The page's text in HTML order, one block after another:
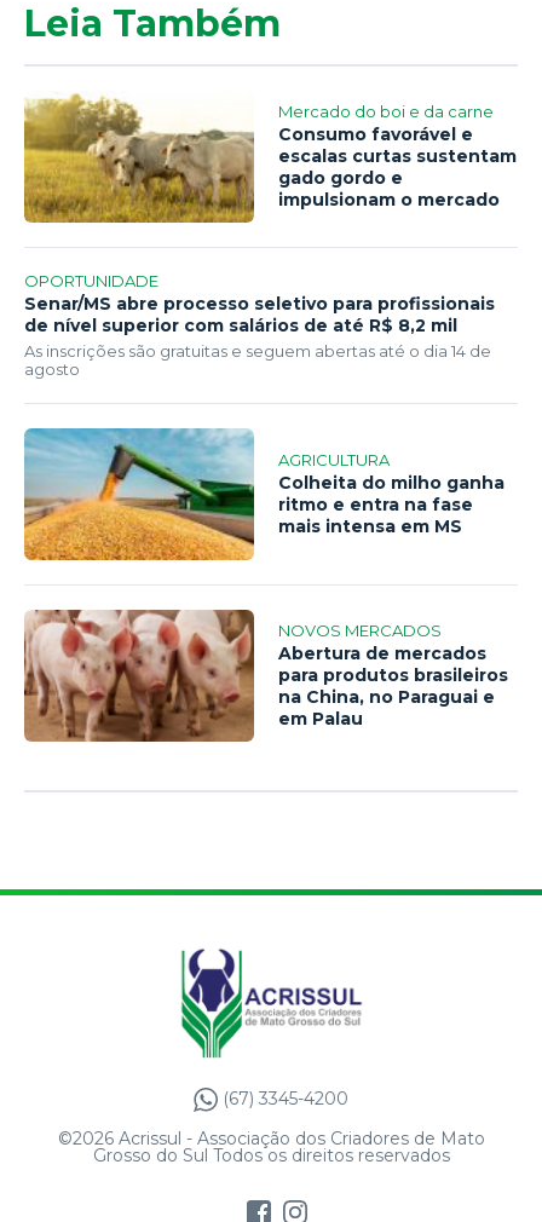
Leia Também
Mercado do boi e da carne
Consumo favorável e
escalas curtas sustentam
gado gordo e
impulsionam o mercado
OPORTUNIDADE
Senar/MS abre processo seletivo para profissionais
de nível superior com salários de até R$ 8,2 mil
As inscrições são gratuitas e seguem abertas até o dia 14 de
agosto
AGRICULTURA
Colheita do milho ganha
ritmo e entra na fase
mais intensa em MS
NOVOS MERCADOS
Abertura de mercados
para produtos brasileiros
na China, no Paraguai e
em Palau
(67) 3345-4200
©2026 Acrissul - Associação dos Criadores de Mato
Grosso do Sul Todos os direitos reservados